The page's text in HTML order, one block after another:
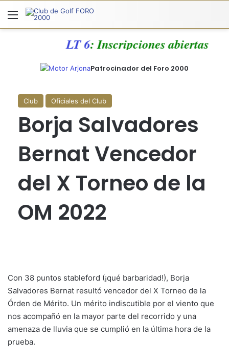
Menú
LT 6: Inscripciones abiertas
Patrocinador del Foro 2000
Club Oficiales del Club
Borja Salvadores
Bernat Vencedor
del X Torneo de la
OM 2022
Con 38 puntos stableford (¡qué barbaridad!), Borja
Salvadores Bernat resultó vencedor del X Torneo de la
Órden de Mérito. Un mérito indiscutible por el viento que
nos acompañó en la mayor parte del recorrido y una
amenaza de lluvia que se cumplió en la última hora de la
prueba.